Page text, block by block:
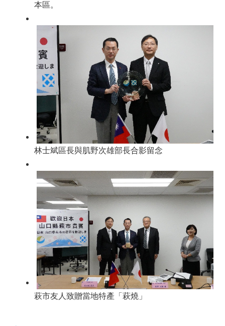
本區。
林士斌區長與肌野次雄部長合影留念
萩市友人致贈當地特產「萩燒」